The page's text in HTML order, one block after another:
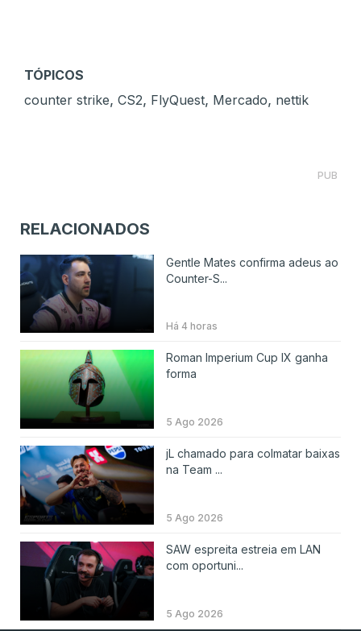
TÓPICOS
counter strike, CS2, FlyQuest, Mercado, nettik
PUB
RELACIONADOS
Gentle Mates confirma adeus ao
Counter-S...
Há 4 horas
Roman Imperium Cup IX ganha
forma
5 Ago 2026
jL chamado para colmatar baixas
na Team ...
5 Ago 2026
SAW espreita estreia em LAN
com oportuni...
5 Ago 2026